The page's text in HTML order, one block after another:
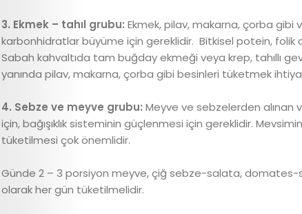
Editör
Videolar
Cici
Gündem
Cici
Dokunuşlar
3. Ekmek – tahıl grubu: Ekmek, pilav, makarna, çorba gibi
karbonhidratlar büyüme için gereklidir. Bitkisel potein, folik
Sabah kahvaltıda tam buğday ekmeği veya krep, tahıllı
yanında pilav, makarna, çorba gibi besinleri tüketmek
4. Sebze ve meyve grubu: Meyve ve sebzelerden alınan
için, bağışıklık sisteminin güçlenmesi için gereklidir.
tüketilmesi çok önemlidir.
Günde 2 – 3 porsiyon meyve, çiğ sebze-salata, domates-
olarak her gün tüketilmelidir.